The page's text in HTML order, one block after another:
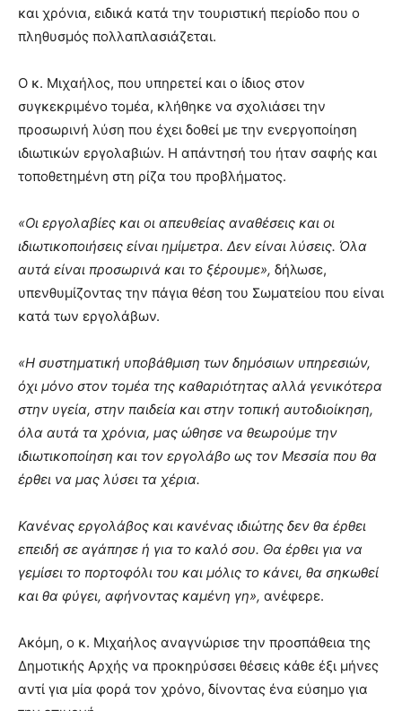
και χρόνια, ειδικά κατά την τουριστική περίοδο που ο
πληθυσμός πολλαπλασιάζεται.
Ο κ. Μιχαήλος, που υπηρετεί και ο ίδιος στον
συγκεκριμένο τομέα, κλήθηκε να σχολιάσει την
προσωρινή λύση που έχει δοθεί με την ενεργοποίηση
ιδιωτικών εργολαβιών. Η απάντησή του ήταν σαφής και
τοποθετημένη στη ρίζα του προβλήματος.
«Οι εργολαβίες και οι απευθείας αναθέσεις και οι
ιδιωτικοποιήσεις είναι ημίμετρα. Δεν είναι λύσεις. Όλα
αυτά είναι προσωρινά και το ξέρουμε», δήλωσε,
υπενθυμίζοντας την πάγια θέση του Σωματείου που είναι
κατά των εργολάβων.
«Η συστηματική υποβάθμιση των δημόσιων υπηρεσιών,
όχι μόνο στον τομέα της καθαριότητας αλλά γενικότερα
στην υγεία, στην παιδεία και στην τοπική αυτοδιοίκηση,
όλα αυτά τα χρόνια, μας ώθησε να θεωρούμε την
ιδιωτικοποίηση και τον εργολάβο ως τον Μεσσία που θα
έρθει να μας λύσει τα χέρια.
Κανένας εργολάβος και κανένας ιδιώτης δεν θα έρθει
επειδή σε αγάπησε ή για το καλό σου. Θα έρθει για να
γεμίσει το πορτοφόλι του και μόλις το κάνει, θα σηκωθεί
και θα φύγει, αφήνοντας καμένη γη», ανέφερε.
Ακόμη, ο κ. Μιχαήλος αναγνώρισε την προσπάθεια της
Δημοτικής Αρχής να προκηρύσσει θέσεις κάθε έξι μήνες
αντί για μία φορά τον χρόνο, δίνοντας ένα εύσημο για